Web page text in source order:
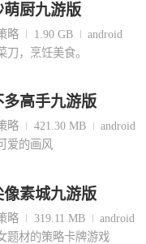
萌厨九游版
略 1.90 GB
android
刀，烹饪美食。
多高手九游版
略 421.30 MB
android
爱的画风
像素城九游版
略 319.11 MB
android
题材的策略卡牌游戏